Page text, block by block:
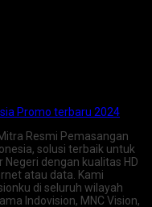
Promo terbaru 2024
Resmi Pemasangan
solusi terbaik untuk
dengan kualitas HD
atau data. Kami
di seluruh wilayah
Indovision, MNC Vision,